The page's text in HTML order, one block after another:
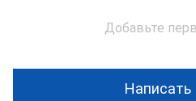
Добавьте